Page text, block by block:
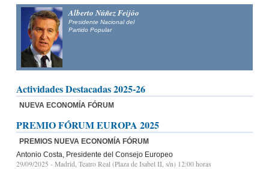
Alberto Núñez Feijóo
Presidente Nacional del
Partido Popular
Actividades Destacadas 2025-26
NUEVA ECONOMÍA FÓRUM
PREMIO FÓRUM EUROPA 2025
PREMIOS NUEVA ECONOMÍA FÓRUM
Antonio Costa, Presidente del Consejo Europeo
29/09/2025 - Madrid, Teatro Real (Plaza de Isabel II, s/n) 12:00 horas